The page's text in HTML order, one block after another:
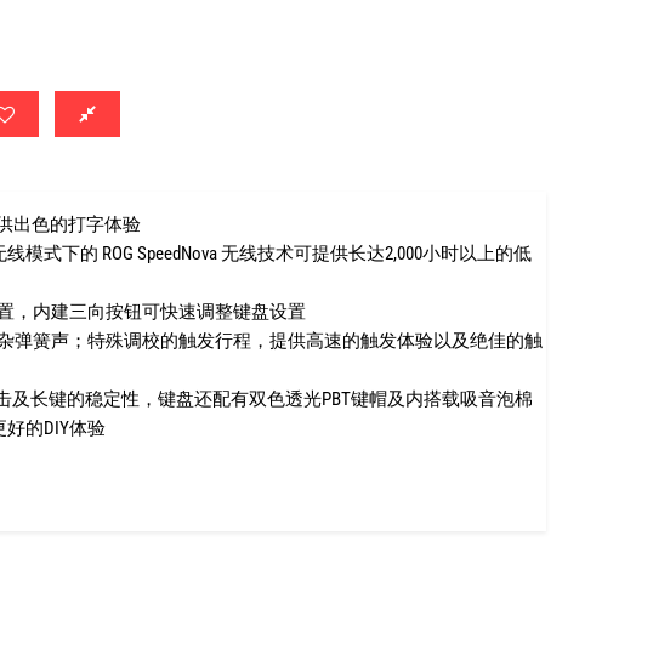
出色的打字体验
模式下的 ROG SpeedNova 无线技术可提供长达2,000小时以上的低
，内建三向按钮可快速调整键盘设置
弹簧声；特殊调校的触发行程，提供高速的触发体验以及绝佳的触
及长键的稳定性，键盘还配有双色透光PBT键帽及内搭载吸音泡棉
好的DIY体验